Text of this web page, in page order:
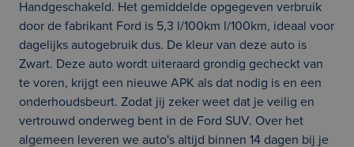
Handgeschakeld. Het gemiddelde opgegeven verbruik
door de fabrikant Ford is 5,3 l/100km l/100km, ideaal voor
dagelijks autogebruik dus. De kleur van deze auto is
Zwart. Deze auto wordt uiteraard grondig gecheckt van
te voren, krijgt een nieuwe APK als dat nodig is en een
onderhoudsbeurt. Zodat jij zeker weet dat je veilig en
vertrouwd onderweg bent in de Ford SUV. Over het
algemeen leveren we auto's altijd binnen 14 dagen bij je